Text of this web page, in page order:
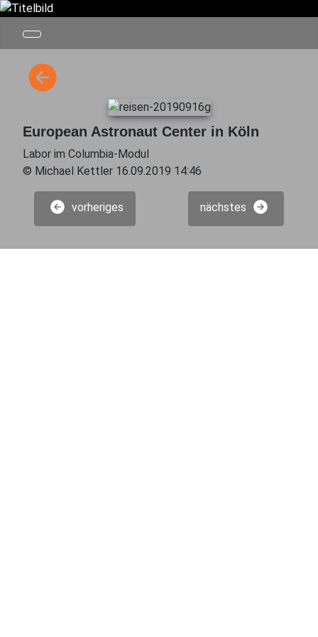
European Astronaut Center in Köln
Labor im Columbia-Modul
© Michael Kettler 16.09.2019 14:46
vorheriges nächstes